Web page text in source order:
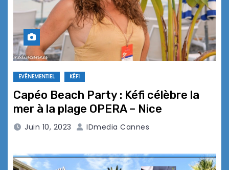
EVÉNEMENTIEL KÉFI
Capéo Beach Party : Kéfi célèbre la
mer à la plage OPERA – Nice
Juin 10, 2023 IDmedia Cannes